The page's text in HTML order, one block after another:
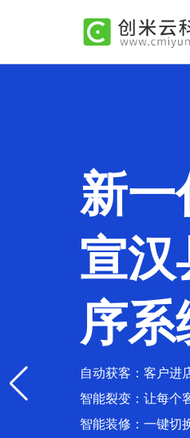
新一
宣汉
序系
自动获客：客户进
智能裂变：让每个
智能装修：一键切